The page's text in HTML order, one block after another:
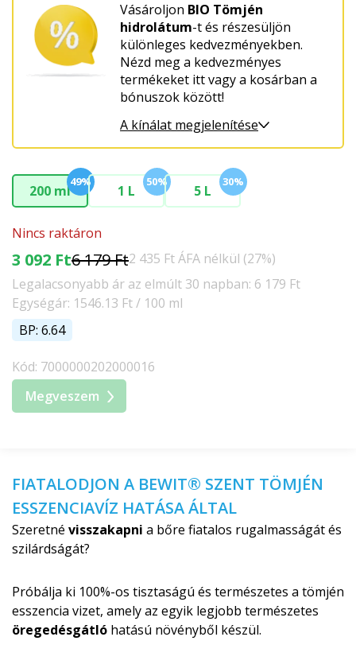
Vásároljon BIO Tömjén
hidrolátum-t és részesüljön
különleges kedvezményekben.
Nézd meg a kedvezményes
termékeket itt vagy a kosárban a
bónuszok között!
A kínálat megjelenítése
200 ml
49%
1 L
50%
5 L
30%
Nincs raktáron
3 092 Ft6 179 Ft2 435 Ft ÁFA nélkül (27%)
Legalacsonyabb ár az elmúlt 30 napban: 6 179 Ft
Egységár: 1546.13 Ft / 100 ml
BP: 6.64
Kód: 7000000202000016
Megveszem
FIATALODJON A BEWIT® SZENT TÖMJÉN
ESSZENCIAVÍZ HATÁSA ÁLTAL
Szeretné visszakapni a bőre fiatalos rugalmasságát és
szilárdságát?
Próbálja ki 100%-os tisztaságú és természetes a tömjén
esszencia vizet, amely az egyik legjobb természetes
öregedésgátló hatású növényből készül.